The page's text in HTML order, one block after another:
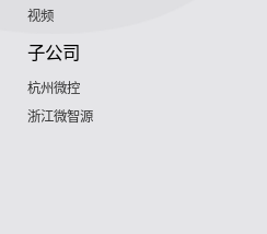
视频
子公司
杭州微控
浙江微智源